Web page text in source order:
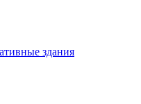
здания